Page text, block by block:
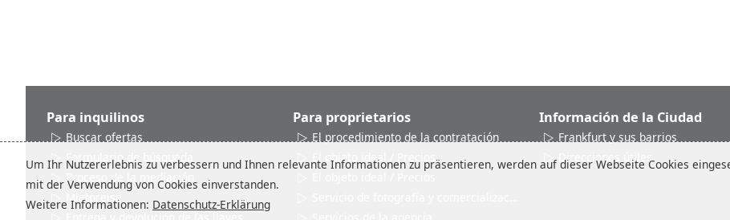
Para inquilinos
Buscar ofertas
Formulario de búsqueda
Proceso de la mediación
Mietpreise
Para proprietarios
El procedimiento de la contratación
El objeto ideal / Precios
Información de la Ciudad
Frankfurt y sus barrios
Direcciones útiles
Um Ihr Nutzererlebnis zu verbessern und Ihnen relevante Informationen zu präsentieren, werden auf dieser Webseite Cookies
mit der Verwendung von Cookies einverstanden.
Weitere Informationen: Datenschutz-Erklärung